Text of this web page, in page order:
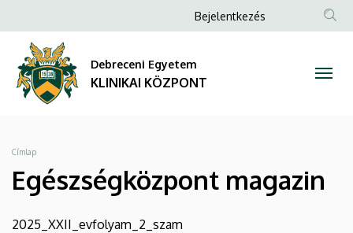
Egészségközpont
magazin
KLINIKAI
KÖZPONT
a
tartalomra
Anonim
fiók
menüje
Bejelentkezés
Debreceni Egyetem
KLINIKAI KÖZPONT
Morzsa
Címlap
Egészségközpont magazin
2025_XXII_evfolyam_2_szam